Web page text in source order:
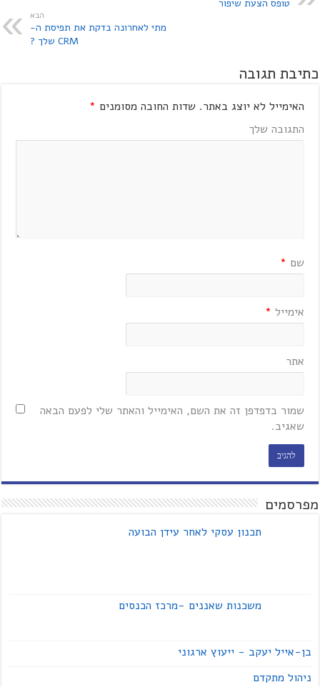
טופס הצעת שיפור
הבא
מתי לאחרונה בדקת את תפיסת ה-
CRM שלך ?
כתיבת תגובה
האימייל לא יוצג באתר. שדות החובה מסומנים *
התגובה שלך
שם *
אימייל *
אתר
שמור בדפדפן זה את השם, האימייל והאתר שלי לפעם הבאה
שאגיב.
מפרסמים
תכנון עסקי לאחר עידן הבועה
משכנות שאננים -מרכז הכנסים
בן-אייל יעקב - ייעוץ ארגוני
ניהול מתקדם